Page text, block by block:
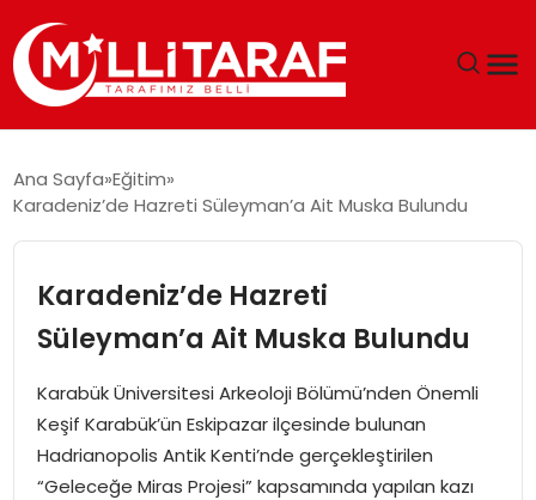
TEKNOLOJI
EKONOMI
SPOR
SIYASET
Ana Sayfa Eğitim
Karadeniz’de Hazreti Süleyman’a Ait Muska Bulundu
Karadeniz’de Hazreti
Süleyman’a Ait Muska Bulundu
Karabük Üniversitesi Arkeoloji Bölümü’nden Önemli
Keşif Karabük’ün Eskipazar ilçesinde bulunan
Hadrianopolis Antik Kenti’nde gerçekleştirilen
“Geleceğe Miras Projesi” kapsamında yapılan kazı